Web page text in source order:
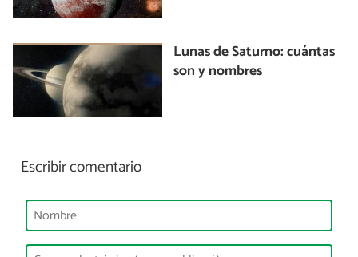
Lunas de Saturno: cuántas
son y nombres
Escribir comentario